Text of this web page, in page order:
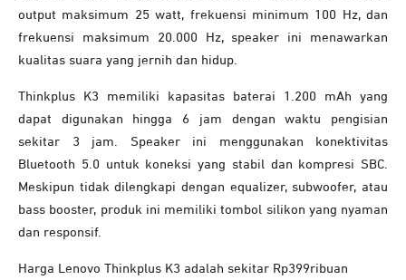
output maksimum 25 watt, frekuensi minimum 100 Hz, dan
frekuensi maksimum 20.000 Hz, speaker ini menawarkan
kualitas suara yang jernih dan hidup.
Thinkplus K3 memiliki kapasitas baterai 1.200 mAh yang
dapat digunakan hingga 6 jam dengan waktu pengisian
sekitar 3 jam. Speaker ini menggunakan konektivitas
Bluetooth 5.0 untuk koneksi yang stabil dan kompresi SBC.
Meskipun tidak dilengkapi dengan equalizer, subwoofer, atau
bass booster, produk ini memiliki tombol silikon yang nyaman
dan responsif.
Harga Lenovo Thinkplus K3 adalah sekitar Rp399ribuan